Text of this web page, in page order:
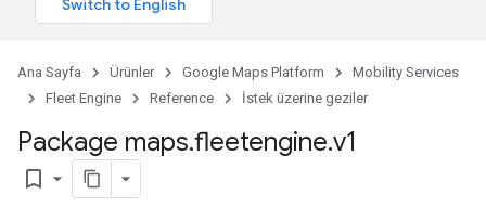
Ana Sayfa Ürünler Google Maps Platform
Mobility Services
Fleet Engine
Reference İstek üzerine geziler
Package maps.fleetengine.v1
bookmark_border